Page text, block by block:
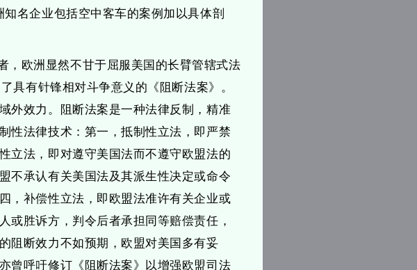
名企业包括空中客车的案例加以具体剖
，欧洲显然不甘于屈服美国的长臂管辖式法
具有针锋相对斗争意义的《阻断法案》。
外效力。阻断法案是一种法律反制，精准
性法律技术：第一，抵制性立法，即严禁
立法，即对遵守美国法而不遵守欧盟法的
不承认有关美国法及其派生性决定或命令
，补偿性立法，即欧盟法准许有关企业或
或胜诉方，判令后者承担同等赔偿责任，
阻断效力不如预期，欧盟对美国多有妥
曾呼吁修订《阻断法案》以增强欧盟司法